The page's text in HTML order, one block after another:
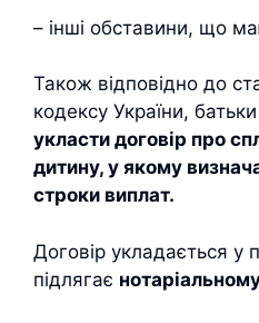
– інші обставини, що
Також відповідно до
кодексу України, батьки
укласти договір про
дитину, у якому
строки виплат.
Договір укладається у
підлягає